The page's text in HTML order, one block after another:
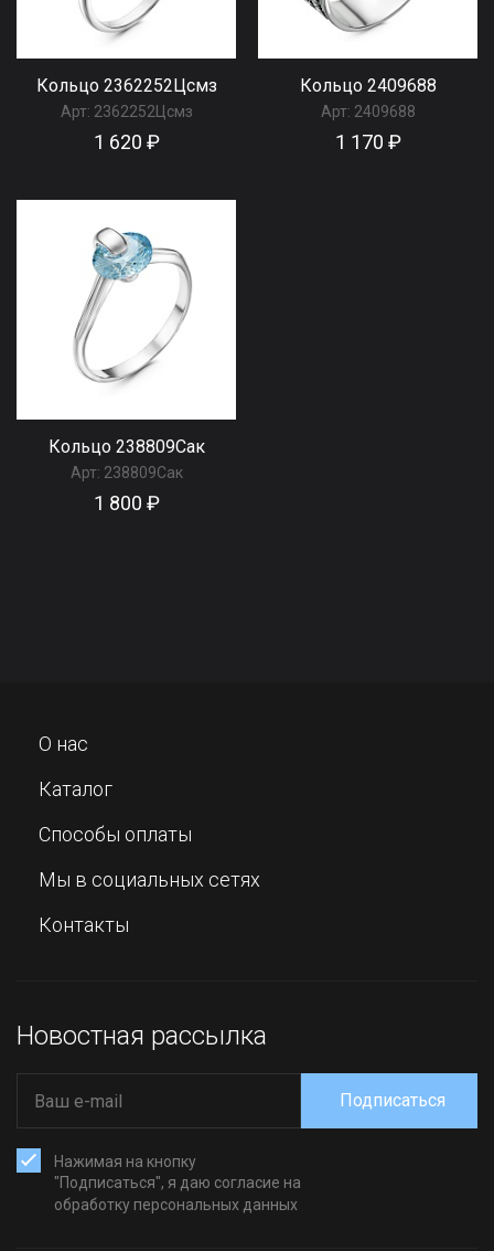
Кольцо 2362252Цсмз
Арт: 2362252Цсмз
1 620 ₽
Кольцо 2409688
Арт: 2409688
1 170 ₽
Кольцо 238809Сак
Арт: 238809Сак
1 800 ₽
О нас
Каталог
Способы оплаты
Мы в социальных сетях
Контакты
Новостная рассылка
Нажимая на кнопку
"Подписаться", я даю согласие на
обработку персональных данных
Подписаться